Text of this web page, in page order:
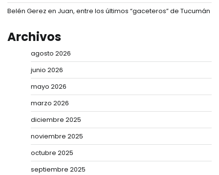
Belén Gerez en Juan, entre los últimos “gaceteros” de Tucumán
Archivos
agosto 2026
junio 2026
mayo 2026
marzo 2026
diciembre 2025
noviembre 2025
octubre 2025
septiembre 2025